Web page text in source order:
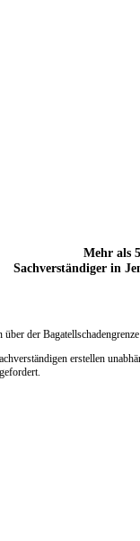
Mehr als
Sachverständiger in
der Bagatellschadengrenze
erstellen